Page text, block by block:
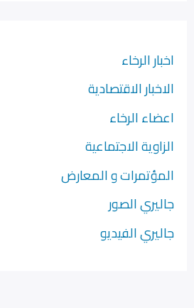
اخبار الرخاء
الاخبار الاقتصادية
اعضاء الرخاء
الزاوية الاجتماعية
المؤتمرات و المعارض
جاليري الصور
جاليري الفيديو